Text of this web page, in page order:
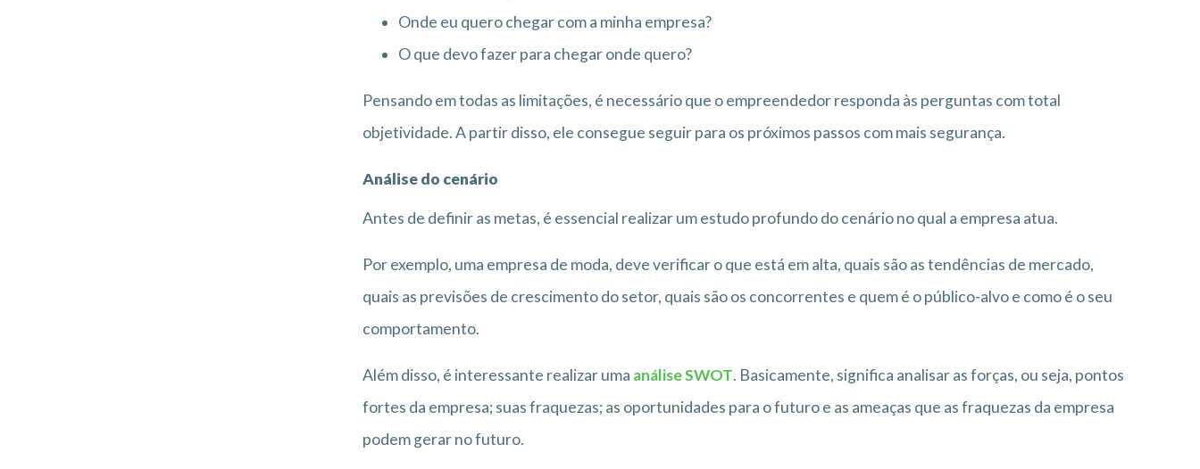
Onde eu quero chegar com a minha empresa?
O que devo fazer para chegar onde quero?
Pensando em todas as limitações, é necessário que o empreendedor responda às perguntas com total
objetividade. A partir disso, ele consegue seguir para os próximos passos com mais segurança.
Análise do cenário
Antes de definir as metas, é essencial realizar um estudo profundo do cenário no qual a empresa atua.
Por exemplo, uma empresa de moda, deve verificar o que está em alta, quais são as tendências de mercado,
quais as previsões de crescimento do setor, quais são os concorrentes e quem é o público-alvo e como é o seu
comportamento.
Além disso, é interessante realizar uma análise SWOT. Basicamente, significa analisar as forças, ou seja, pontos
fortes da empresa; suas fraquezas; as oportunidades para o futuro e as ameaças que as fraquezas da empresa
podem gerar no futuro.